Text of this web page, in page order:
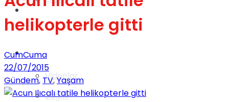
Videolar
Gündem
Yaşam
Sağlık
helikopterle gitti
CumCuma
22/07/2015
Gündem, TV,Yaşam